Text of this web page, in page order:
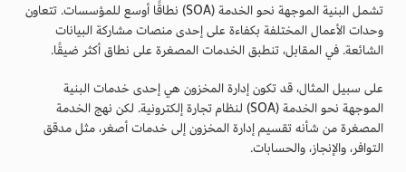
تشمل البنية الموجهة نحو الخدمة (SOA) نطاقًا أوسع للمؤسسات. تتعاون
وحدات الأعمال المختلفة بكفاءة على إحدى منصات مشاركة البيانات
الشائعة. في المقابل، تنطبق الخدمات المصغرة على نطاق أكثر ضيقًا.
على سبيل المثال، قد تكون إدارة المخزون هي إحدى خدمات البنية
الموجهة نحو الخدمة (SOA) لنظام تجارة إلكترونية. لكن نهج الخدمة
المصغرة من شأنه تقسيم إدارة المخزون إلى خدمات أصغر، مثل مدقق
التوافر، والإنجاز، والحسابات.